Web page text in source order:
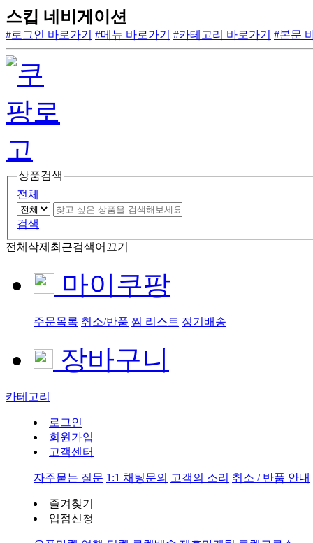
스킵 네비게이션
#로그인 바로가기 #메뉴 바로가기 #카테고리 바로가기 #본문
상품검색
전체
검색
전체삭제 최근검색어끄기
마이쿠팡
주문목록 취소/반품 찜 리스트 정기배송
장바구니
카테고리
로그인
회원가입
고객센터
자주묻는 질문 1:1 채팅문의 고객의 소리 취소 / 반품 안내
즐겨찾기
입점신청